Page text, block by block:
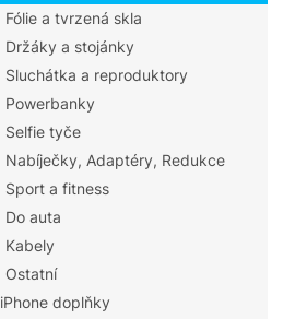
Fólie a tvrzená skla
Držáky a stojánky
Sluchátka a reproduktory
Powerbanky
Selfie tyče
Nabíječky, Adaptéry, Redukce
Sport a fitness
Do auta
Kabely
Ostatní
iPhone doplňky